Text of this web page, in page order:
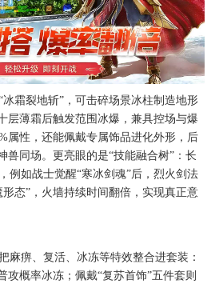
霜裂地斩”，可击碎场景冰柱制造地形
层薄霜后触发范围冰爆，兼具控场与爆
属性，还能佩戴专属饰品进化外形，后
兽同场。更亮眼的是“技能融合树”：长
例如战士觉醒“寒冰剑魂”后，烈火剑法
态”，火墙持续时间翻倍，实现真正意
麻痹、复活、冰冻等特效整合进套装：
攻概率冰冻；佩戴“复苏首饰”五件套则